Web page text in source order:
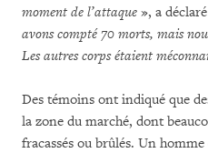
moment de l’attaque », a
avons compté 70 morts, mais
Les autres corps étaient
Des témoins ont indiqué que
la zone du marché, dont
fracassés ou brûlés. Un homme